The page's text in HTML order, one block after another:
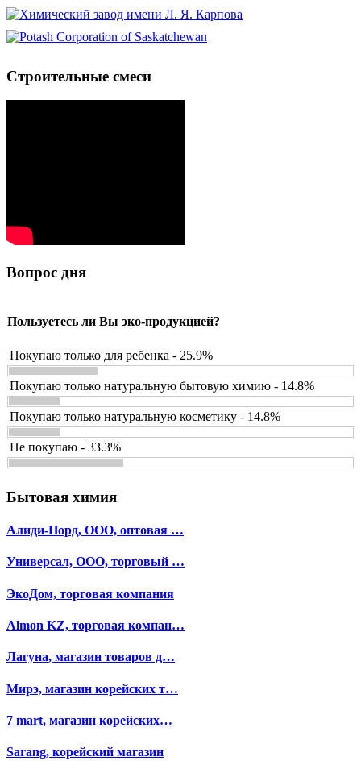
Строительные смеси
Вопрос дня
Пользуетесь ли Вы эко-продукцией?
Покупаю только для ребенка - 25.9%
Покупаю только натуральную бытовую химию - 14.8%
Покупаю только натуральную косметику - 14.8%
Не покупаю - 33.3%
Бытовая химия
Алиди-Норд, ООО, оптовая …
Универсал, ООО, торговый …
ЭкоДом, торговая компания
Almon KZ, торговая компан…
Лагуна, магазин товаров д…
Мирэ, магазин корейских т…
7 mart, магазин корейских…
Sarang, корейский магазин